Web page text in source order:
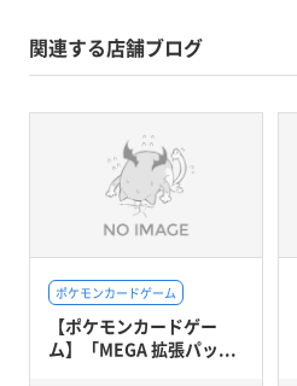
関連する店舗ブログ
ポケモンカードゲーム
【ポケモンカードゲー
ム】「MEGA 拡張パッ...